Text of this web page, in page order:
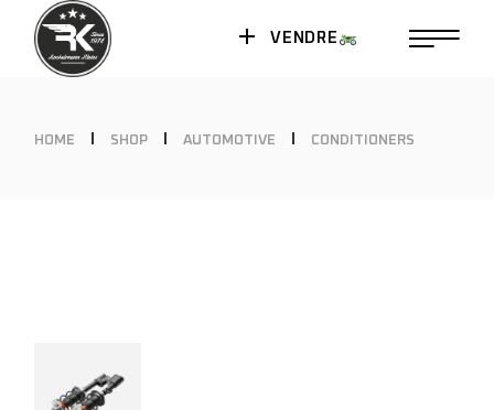
VENDRE
HOME SHOP AUTOMOTIVE CONDITIONERS